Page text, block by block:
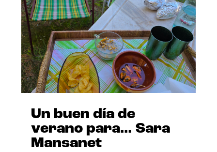
Un buen día de
verano para… Sara
Mansanet